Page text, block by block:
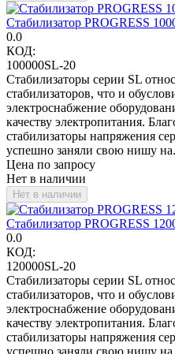
Стабилизатор PROGRESS
0.0
КОД:
100000SL-20
Стабилизаторы серии SL
стабилизаторов, что и
электроснабжение
качеству электропитания.
стабилизаторы напряжения
успешно заняли свою нишу
Цена по запросу
Нет в наличии
Нет в наличии
Стабилизатор PROGRESS
0.0
КОД:
120000SL-20
Стабилизаторы серии SL
стабилизаторов, что и
электроснабжение
качеству электропитания.
стабилизаторы напряжения
успешно заняли свою нишу на...